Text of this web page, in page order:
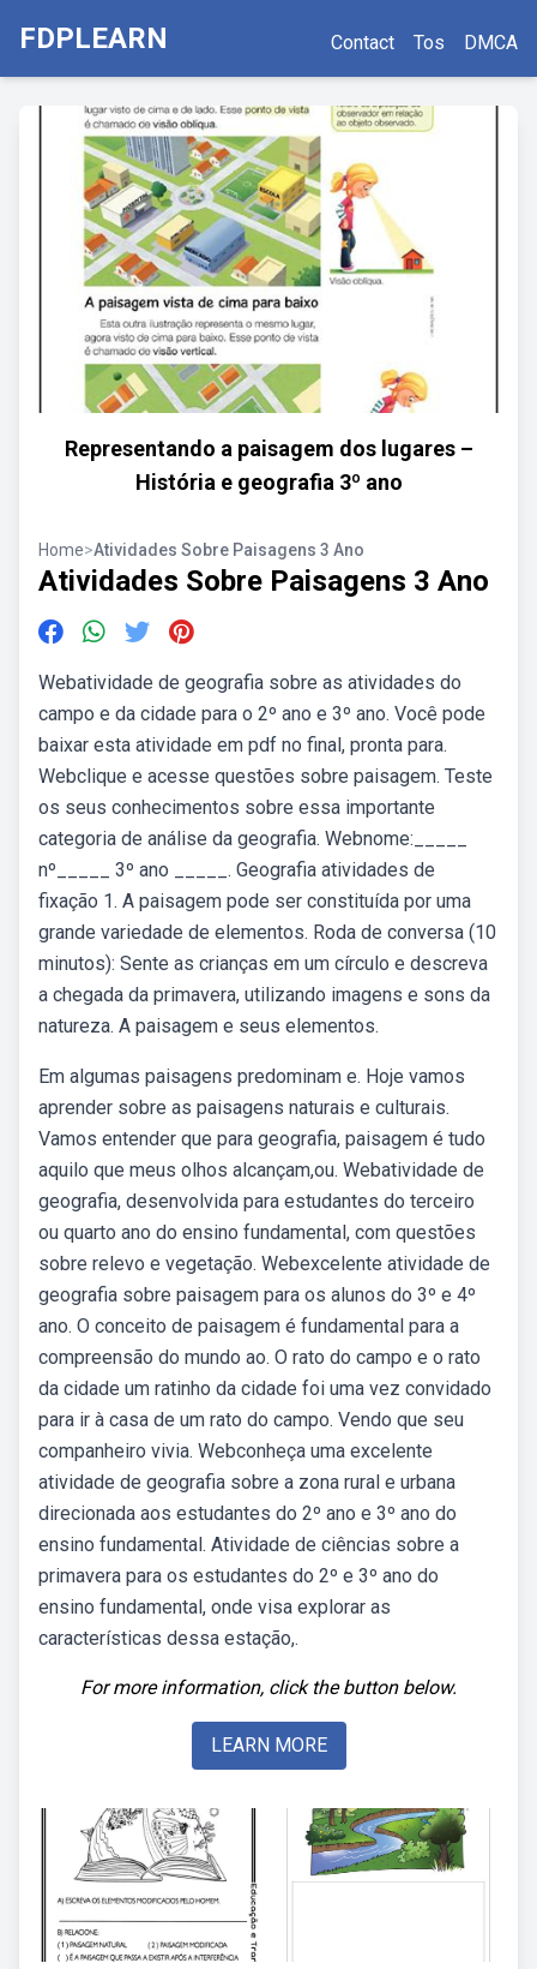
FDPLEARN Contact Tos DMCA
Representando a paisagem dos lugares –
História e geografia 3º ano
Home>Atividades Sobre Paisagens 3 Ano
Atividades Sobre Paisagens 3 Ano
Webatividade de geografia sobre as atividades do
campo e da cidade para o 2º ano e 3º ano. Você pode
baixar esta atividade em pdf no final, pronta para.
Webclique e acesse questões sobre paisagem. Teste
os seus conhecimentos sobre essa importante
categoria de análise da geografia. Webnome:_____
nº_____ 3º ano _____. Geografia atividades de
fixação 1. A paisagem pode ser constituída por uma
grande variedade de elementos. Roda de conversa (10
minutos): Sente as crianças em um círculo e descreva
a chegada da primavera, utilizando imagens e sons da
natureza. A paisagem e seus elementos.
Em algumas paisagens predominam e. Hoje vamos
aprender sobre as paisagens naturais e culturais.
Vamos entender que para geografia, paisagem é tudo
aquilo que meus olhos alcançam,ou. Webatividade de
geografia, desenvolvida para estudantes do terceiro
ou quarto ano do ensino fundamental, com questões
sobre relevo e vegetação. Webexcelente atividade de
geografia sobre paisagem para os alunos do 3º e 4º
ano. O conceito de paisagem é fundamental para a
compreensão do mundo ao. O rato do campo e o rato
da cidade um ratinho da cidade foi uma vez convidado
para ir à casa de um rato do campo. Vendo que seu
companheiro vivia. Webconheça uma excelente
atividade de geografia sobre a zona rural e urbana
direcionada aos estudantes do 2º ano e 3º ano do
ensino fundamental. Atividade de ciências sobre a
primavera para os estudantes do 2º e 3º ano do
ensino fundamental, onde visa explorar as
características dessa estação,.
For more information, click the button below.
LEARN MORE